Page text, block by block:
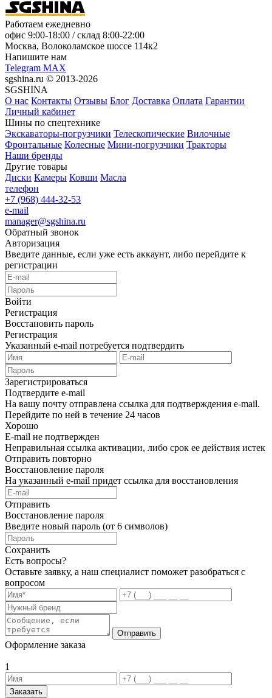
Работаем ежедневно
офис 9:00-18:00 / склад 8:00-22:00
Москва, Волоколамское шоссе 114к2
Напишите нам
Telegram MAX
sgshina.ru © 2013-2026
SGSHINA
О нас Контакты Отзывы Блог Доставка Оплата Гарантии
Личный кабинет
Шины по спецтехнике
Экскаваторы-погрузчики Телескопические Вилочные
Фронтальные Колесные Мини-погрузчики Тракторы
Наши бренды
Другие товары
Диски Камеры Ковши Масла
телефон
+7 (968) 444-32-53
e-mail
manager@sgshina.ru
Обратный звонок
Авторизация
Введите данные, если уже есть аккаунт, либо перейдите к
регистрации
Войти
Регистрация
Восстановить пароль
Регистрация
Указанный e-mail потребуется подтвердить
Зарегистрироваться
Подтвердите e-mail
На вашу почту отправлена ссылка для подтверждения e-mail.
Перейдите по ней в течение 24 часов
Хорошо
E-mail не подтвержден
Неправильная ссылка активации, либо срок ее действия истек
Отправить повторно
Восстановление пароля
На указанный e-mail придет ссылка для восстановления
Отправить
Восстановление пароля
Введите новый пароль (от 6 символов)
Сохранить
Есть вопросы?
Оставьте заявку, а наш специалист поможет разобраться с
вопросом
Отправить
Оформление заказа
1
Заказать